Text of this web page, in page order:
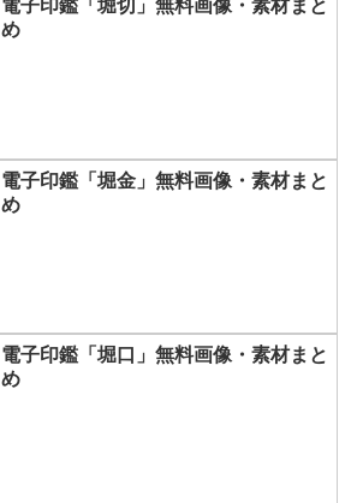
電子印鑑「堀切」無料画像・素材まと
め
電子印鑑「堀金」無料画像・素材まと
め
電子印鑑「堀口」無料画像・素材まと
め